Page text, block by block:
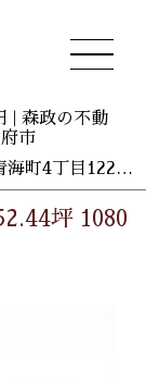
| 森政の不動
市
目122 52.44坪 1080万円
坪 1080